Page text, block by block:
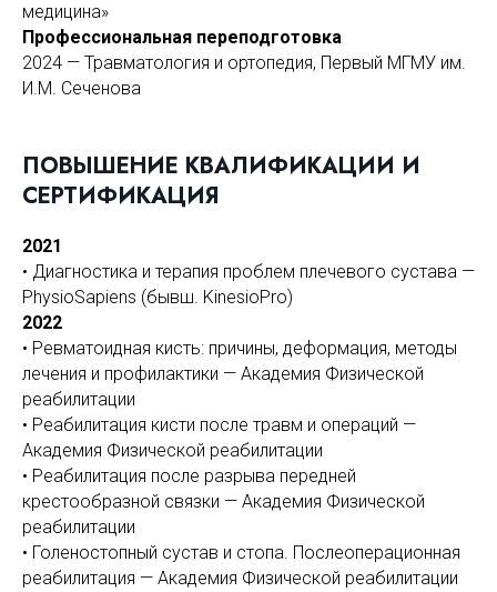
медицина»
Профессиональная переподготовка
2024 — Травматология и ортопедия, Первый МГМУ им.
И.М. Сеченова
ПОВЫШЕНИЕ КВАЛИФИКАЦИИ И
СЕРТИФИКАЦИЯ
2021
• Диагностика и терапия проблем плечевого сустава —
PhysioSapiens (бывш. KinesioPro)
2022
• Ревматоидная кисть: причины, деформация, методы
лечения и профилактики — Академия Физической
реабилитации
• Реабилитация кисти после травм и операций —
Академия Физической реабилитации
• Реабилитация после разрыва передней
крестообразной связки — Академия Физической
реабилитации
• Голеностопный сустав и стопа. Послеоперационная
реабилитация — Академия Физической реабилитации